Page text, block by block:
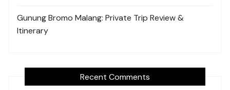
Gunung Bromo Malang: Private Trip Review &
Itinerary
Recent Comments